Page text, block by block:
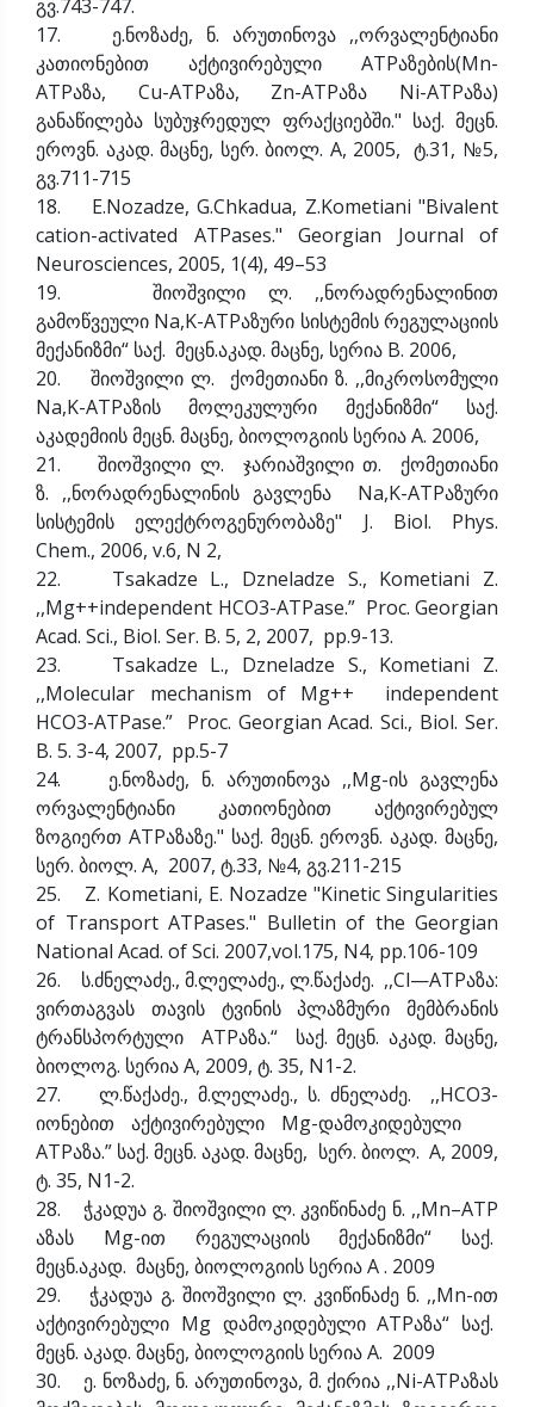
გვ.743-747.
17. ე.ნოზაძე, ნ. არუთინოვა ,,ორვალენტიანი
კათიონებით აქტივირებული ATPაზების(Mn-
ATPაზა, Cu-ATPაზა, Zn-ATPაზა Ni-ATPაზა)
განაწილება სუბუჯრედულ ფრაქციებში." საქ. მეცნ.
ეროვნ. აკად. მაცნე, სერ. ბიოლ. A, 2005, ტ.31, №5,
გვ.711-715
18. E.Nozadze, G.Chkadua, Z.Kometiani "Bivalent
cation-activated ATPases." Georgian Journal of
Neurosciences, 2005, 1(4), 49–53
19. შიოშვილი ლ. ,,ნორადრენალინით
გამოწვეული Na,K-ATPაზური სისტემის რეგულაციის
მექანიზმი“ საქ. მეცნ.აკად. მაცნე, სერია B. 2006,
20. შიოშვილი ლ. ქომეთიანი ზ. ,,მიკროსომული
Na,K-ATPაზის მოლეკულური მექანიზმი“ საქ.
აკადემიის მეცნ. მაცნე, ბიოლოგიის სერია A. 2006,
21. შიოშვილი ლ. ჯარიაშვილი თ. ქომეთიანი
ზ. ,,ნორადრენალინის გავლენა Na,K-ATPაზური
სისტემის ელექტროგენურობაზე" J. Biol. Phys.
Chem., 2006, v.6, N 2,
22. Tsakadze L., Dzneladze S., Kometiani Z.
,,Mg++independent HCO3-ATPase.” Proc. Georgian
Acad. Sci., Biol. Ser. B. 5, 2, 2007, pp.9-13.
23. Tsakadze L., Dzneladze S., Kometiani Z.
,,Molecular mechanism of Mg++ independent
HCO3-ATPase.” Proc. Georgian Acad. Sci., Biol. Ser.
B. 5. 3-4, 2007, pp.5-7
24. ე.ნოზაძე, ნ. არუთინოვა ,,Mg-ის გავლენა
ორვალენტიანი კათიონებით აქტივირებულ
ზოგიერთ ATPაზაზე." საქ. მეცნ. ეროვნ. აკად. მაცნე,
სერ. ბიოლ. A, 2007, ტ.33, №4, გვ.211-215
25. Z. Kometiani, E. Nozadze "Kinetic Singularities
of Transport ATPases." Bulletin of the Georgian
National Acad. of Sci. 2007,vol.175, N4, pp.106-109
26. ს.ძნელაძე., მ.ლელაძე., ლ.წაქაძე. ,,Cl—ATPაზა:
ვირთაგვას თავის ტვინის პლაზმური მემბრანის
ტრანსპორტული ATPაზა.“ საქ. მეცნ. აკად. მაცნე,
ბიოლოგ. სერია А, 2009, ტ. 35, N1-2.
27. ლ.წაქაძე., მ.ლელაძე., ს. ძნელაძე. ,,HCO3-
იონებით აქტივირებული Mg-დამოკიდებული
ATPაზა.” საქ. მეცნ. აკად. მაცნე, სერ. ბიოლ. А, 2009,
ტ. 35, N1-2.
28. ჭკადუა გ. შიოშვილი ლ. კვიწინაძე ნ. ,,Mn–ATP
აზას Mg-ით რეგულაციის მექანიზმი“ საქ.
მეცნ.აკად. მაცნე, ბიოლოგიის სერია A . 2009
29. ჭკადუა გ. შიოშვილი ლ. კვიწინაძე ნ. ,,Mn-ით
აქტივირებული Mg დამოკიდებული ATPაზა“ საქ.
მეცნ. აკად. მაცნე, ბიოლოგიის სერია A. 2009
30. ე. ნოზაძე, ნ. არუთინოვა, მ. ქირია ,,Ni-ATPაზას